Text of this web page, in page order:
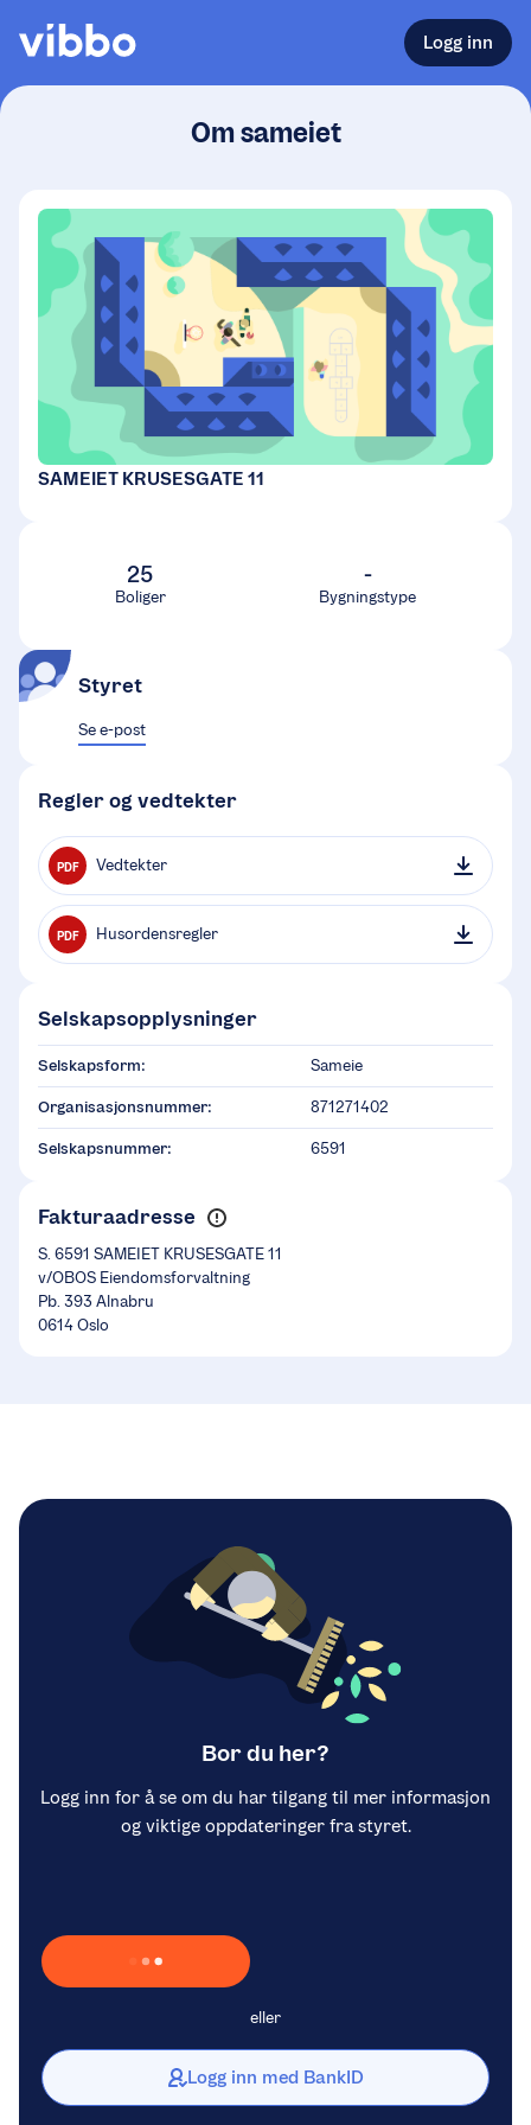
Logg inn
Om sameiet
SAMEIET KRUSESGATE 11
25
Boliger
-
Bygningstype
Styret
Se e-post
Regler og vedtekter
PDF Vedtekter
PDF Husordensregler
Selskapsopplysninger
Selskapsform: Sameie
Organisasjonsnummer: 871271402
Selskapsnummer: 6591
Fakturaadresse
S. 6591 SAMEIET KRUSESGATE 11
v/OBOS Eiendomsforvaltning
Pb. 393 Alnabru
0614 Oslo
Bor du her?
Logg inn for å se om du har tilgang til mer informasjon
og viktige oppdateringer fra styret.
Laster inn Vipps …
eller
Logg inn med BankID